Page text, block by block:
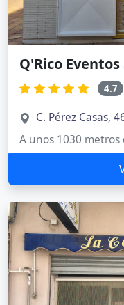
Q'Rico
4.7
C. Pérez Casas,
A unos 1030 metros